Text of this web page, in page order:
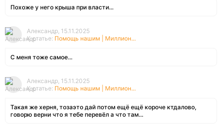
Похоже у него крыша при власти...
Александр, 15.11.2025
К статье: Помощь нашим | Миллион...
С меня тоже самое...
Александр, 15.11.2025
К статье: Помощь нашим | Миллион...
Такая же херня, тозаэто дай потом ещё ещё короче ктдалово,
говорю верни что я тебе перевёл а что там...